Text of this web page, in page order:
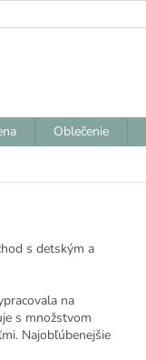
PODMIENKY
Oblečenie
s detským a
na
s množstvom
Najobľúbenejšie